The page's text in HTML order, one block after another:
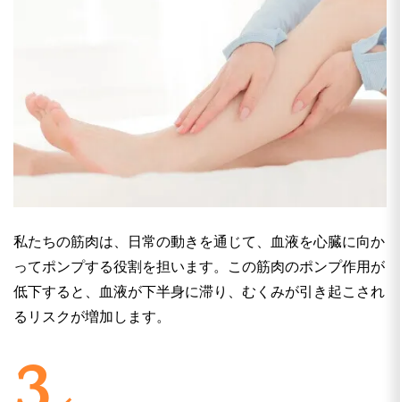
私たちの筋肉は、日常の動きを通じて、血液を心臓に向か
ってポンプする役割を担います。この筋肉のポンプ作用が
低下すると、血液が下半身に滞り、むくみが引き起こされ
るリスクが増加します。